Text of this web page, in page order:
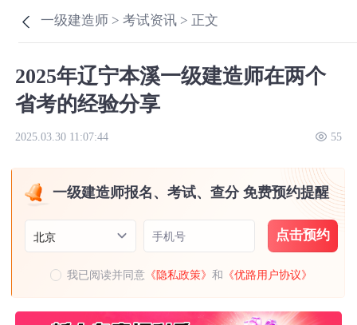
一级建造师 >考试资讯 > 正文
2025年辽宁本溪一级建造师在两个
省考的经验分享
2025.03.30 11:07:44 55
一级建造师报名、考试、查分 免费预约提醒
北京 手机号 点击预约
我已阅读并同意 《隐私政策》和 《优路用户协议》